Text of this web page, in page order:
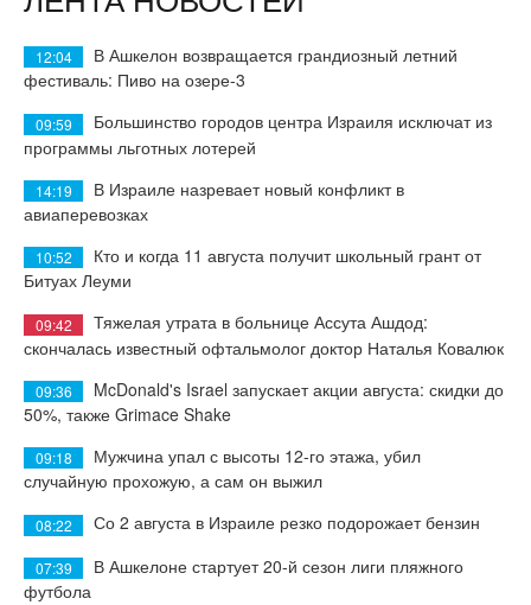
12:04
В Ашкелон возвращается грандиозный летний
фестиваль: Пиво на озере-3
09:59
Большинство городов центра Израиля исключат из
программы льготных лотерей
14:19
В Израиле назревает новый конфликт в
авиаперевозках
10:52
Кто и когда 11 августа получит школьный грант от
Битуах Леуми
09:42
Тяжелая утрата в больнице Ассута Ашдод:
скончалась известный офтальмолог доктор Наталья Ковалюк
09:36
McDonald's Israel запускает акции августа: скидки до
50%, также Grimace Shake
09:18
Мужчина упал с высоты 12-го этажа, убил
случайную прохожую, а сам он выжил
08:22 Со 2 августа в Израиле резко подорожает бензин
07:39
В Ашкелоне стартует 20-й сезон лиги пляжного
футбола